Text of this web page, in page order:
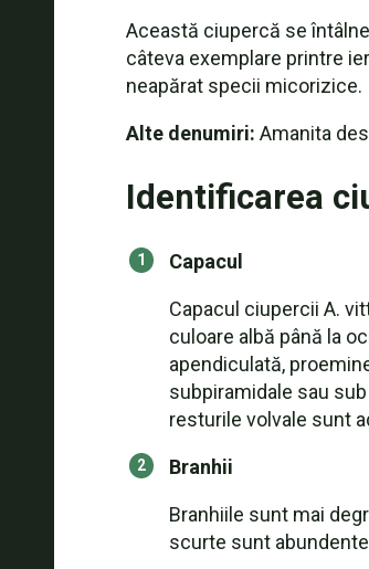
Această ciupercă se
câteva exemplare printre
neapărat specii micorizice.
Alte denumiri: Amanita
Identificarea
Capacul
Capacul ciupercii A.
culoare albă până la
apendiculată,
subpiramidale sau
resturile volvale sunt
Branhii
Branhiile sunt mai
scurte sunt